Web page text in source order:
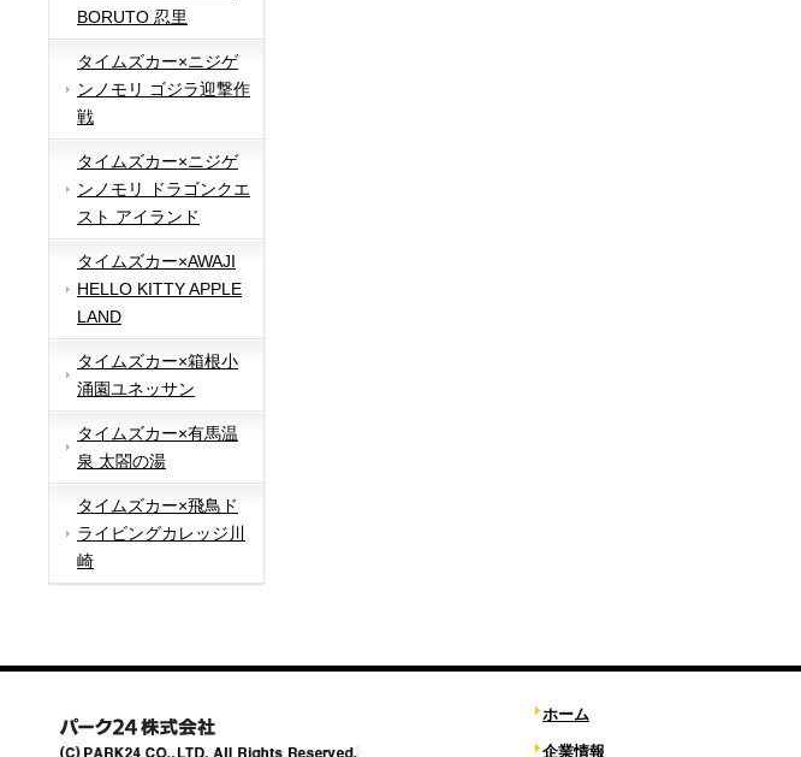
BORUTO 忍里
タイムズカー×ニジゲ
ンノモリ ゴジラ迎撃作
戦
タイムズカー×ニジゲ
ンノモリ ドラゴンクエ
スト アイランド
タイムズカー×AWAJI
HELLO KITTY APPLE
LAND
タイムズカー×箱根小
涌園ユネッサン
タイムズカー×有馬温
泉 太閤の湯
タイムズカー×飛鳥ド
ライビングカレッジ川
崎
ホーム
企業情報